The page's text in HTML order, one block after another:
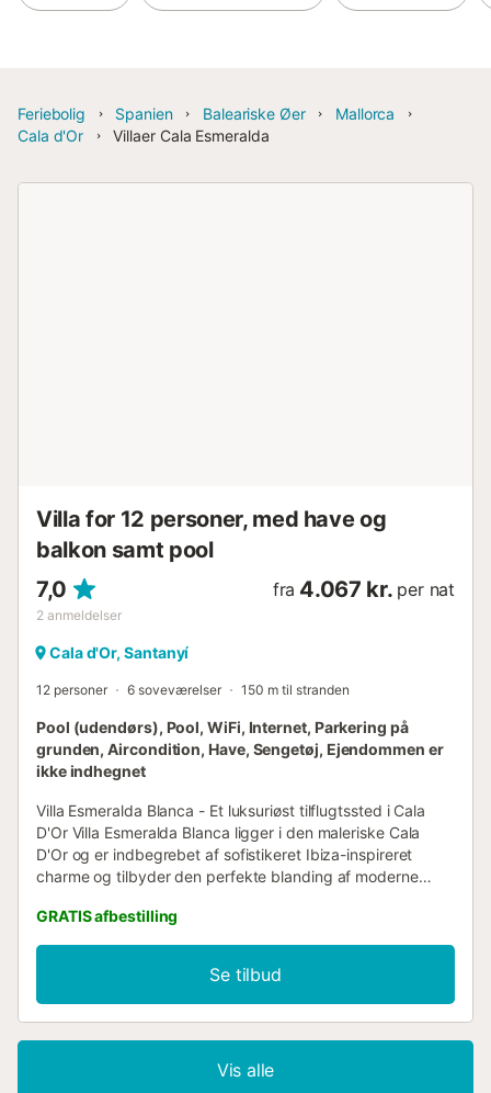
Feriebolig Spanien Baleariske Øer
Mallorca
Cala d'Or
Villaer Cala Esmeralda
Villa for 12 personer, med have og
balkon samt pool
7,0
2 anmeldelser
fra 4.067 kr. per nat
Cala d'Or, Santanyí
12 personer 6 soveværelser 150 m til stranden
Pool (udendørs), Pool, WiFi, Internet, Parkering på
grunden, Aircondition, Have, Sengetøj, Ejendommen er
ikke indhegnet
Villa Esmeralda Blanca - Et luksuriøst tilflugtssted i Cala
D'Or Villa Esmeralda Blanca ligger i den maleriske Cala
D'Or og er indbegrebet af sofistikeret Ibiza-inspireret
charme og tilbyder den perfekte blanding af moderne
kun en kort gåtur fra Cala Ferrera og det gyldne sand på
Cala Esmeralda-stranden og giver nem adgang til lokale
supermarkeder, butikker og en række dejlige restauranter.
Villaen er omgivet af en smukt vedligeholdt have, der
tilbyder en overflod af udendørs plads, der er perfekt til
karakter og direkte adgang til den skyggefulde forreste
GRATIS afbestilling
Se tilbud
Vis alle